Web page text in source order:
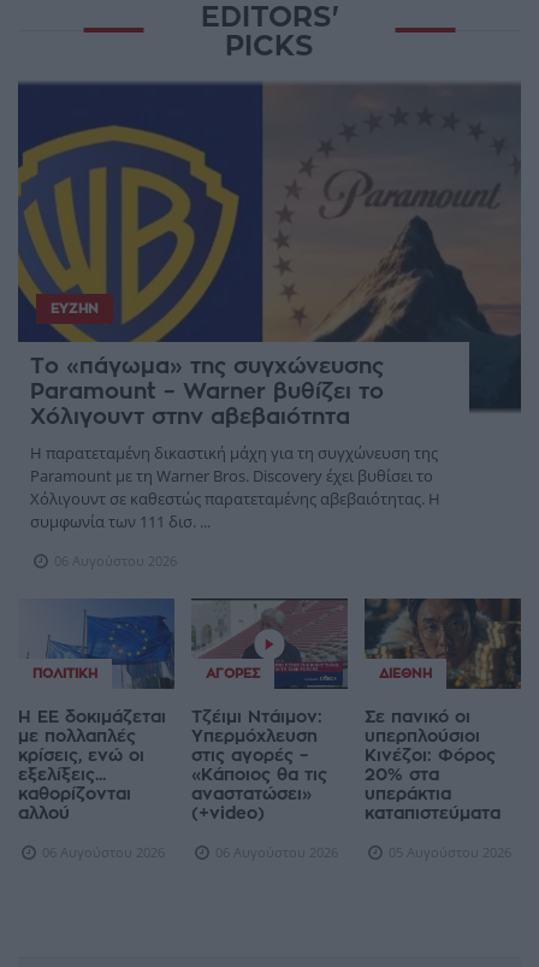
EDITORS'
PICKS
ΕΥΖΗΝ
Το «πάγωμα» της συγχώνευσης
Paramount – Warner βυθίζει το
Χόλιγουντ στην αβεβαιότητα
Η παρατεταμένη δικαστική μάχη για τη συγχώνευση της
Paramount με τη Warner Bros. Discovery έχει βυθίσει το
Χόλιγουντ σε καθεστώς παρατεταμένης αβεβαιότητας. Η
συμφωνία των 111 δισ. ...
06 Αυγούστου 2026
ΠΟΛΙΤΙΚΉ
Η ΕΕ δοκιμάζεται
με πολλαπλές
κρίσεις, ενώ οι
εξελίξεις...
καθορίζονται
αλλού
06 Αυγούστου 2026
ΑΓΟΡΈΣ
Τζέιμι Ντάιμον:
Υπερμόχλευση
στις αγορές –
«Κάποιος θα τις
αναστατώσει»
(+video)
06 Αυγούστου 2026
ΔΙΕΘΝΉ
Σε πανικό οι
υπερπλούσιοι
Κινέζοι: Φόρος
20% στα
υπεράκτια
καταπιστεύματα
05 Αυγούστου 2026